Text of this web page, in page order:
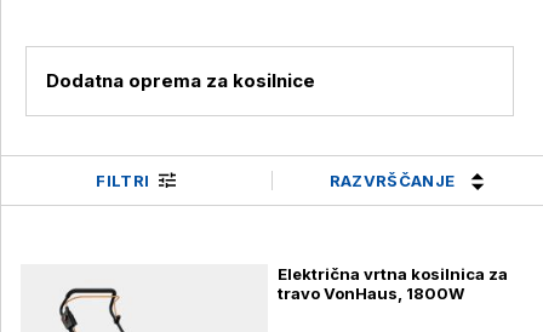
Dodatna oprema za kosilnice
FILTRI RAZVRŠČANJE
Električna vrtna kosilnica za
travo VonHaus, 1800W